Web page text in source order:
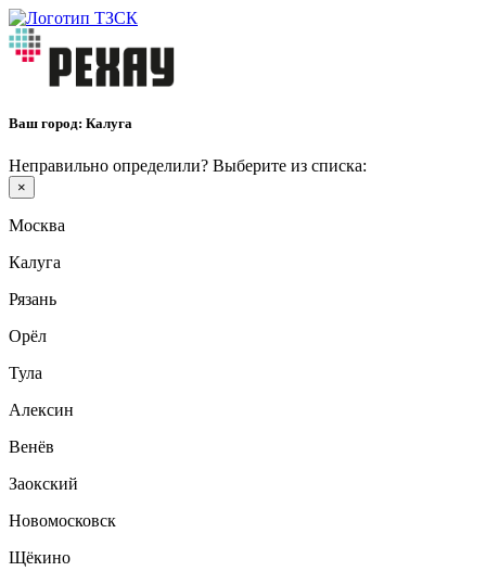
Ваш город: Калуга
Неправильно определили? Выберите из списка:
×
Москва
Калуга
Рязань
Орёл
Тула
Алексин
Венёв
Заокский
Новомосковск
Щёкино